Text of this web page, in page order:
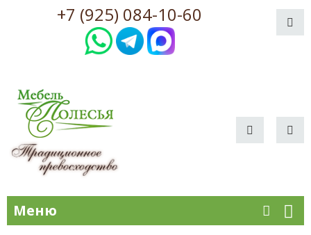
+7 (925) 084-10-60
Меню